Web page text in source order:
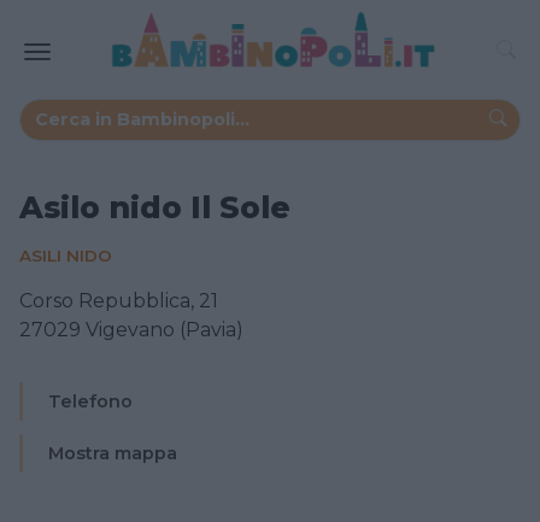
Asilo nido Il Sole
ASILI NIDO
Corso Repubblica, 21
27029 Vigevano (Pavia)
Telefono
Mostra mappa